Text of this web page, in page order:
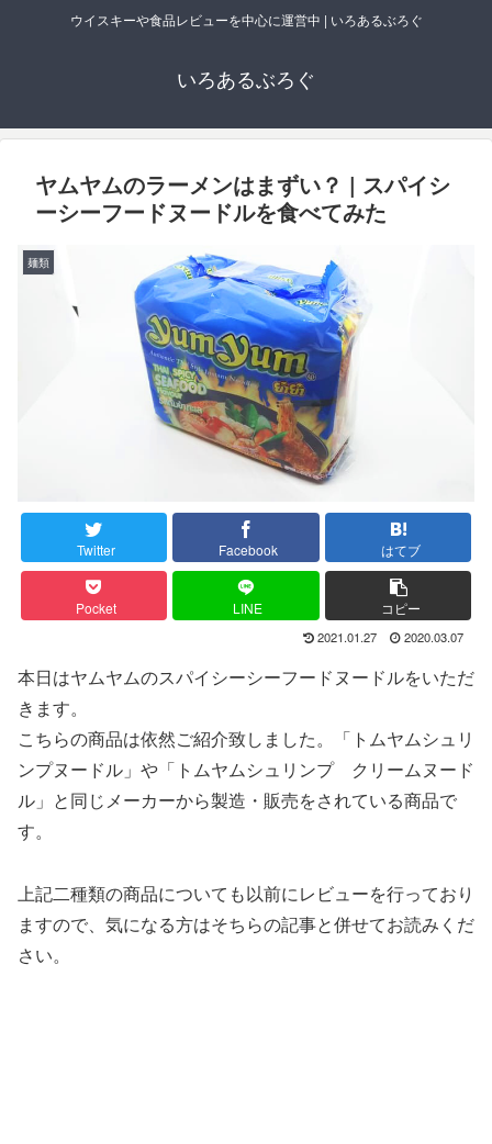
ウイスキーや食品レビューを中心に運営中 | いろあるぶろぐ
いろあるぶろぐ
ヤムヤムのラーメンはまずい？ | スパイシ
ーシーフードヌードルを食べてみた
麺類
Twitter Facebook はてブ
Pocket LINE コピー
2021.01.27 2020.03.07
本日はヤムヤムのスパイシーシーフードヌードルをいただ
きます。
こちらの商品は依然ご紹介致しました。「トムヤムシュリ
ンプヌードル」や「トムヤムシュリンプ クリームヌード
ル」と同じメーカーから製造・販売をされている商品で
す。
上記二種類の商品についても以前にレビューを行っており
ますので、気になる方はそちらの記事と併せてお読みくだ
さい。